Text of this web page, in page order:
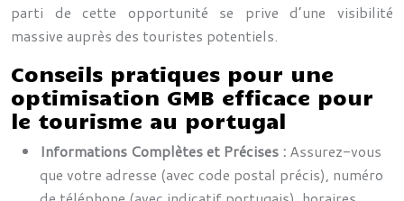
parti de cette opportunité se prive d’une visibilité
massive auprès des touristes potentiels.
Conseils pratiques pour une
optimisation GMB efficace pour
le tourisme au portugal
Informations Complètes et Précises : Assurez-vous
que votre adresse (avec code postal précis), numéro